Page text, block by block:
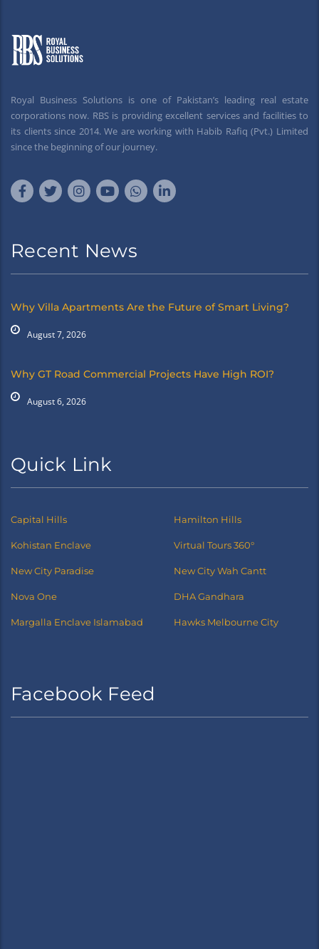
Royal Business Solutions is one of Pakistan’s leading real estate
corporations now. RBS is providing excellent services and facilities to
its clients since 2014. We are working with Habib Rafiq (Pvt.) Limited
since the beginning of our journey.
Recent News
Why Villa Apartments Are the Future of Smart Living?
August 7, 2026
Why GT Road Commercial Projects Have High ROI?
August 6, 2026
Quick Link
Capital Hills Hamilton Hills
Kohistan Enclave Virtual Tours 360°
New City Paradise New City Wah Cantt
Nova One DHA Gandhara
Margalla Enclave Islamabad Hawks Melbourne City
Facebook Feed